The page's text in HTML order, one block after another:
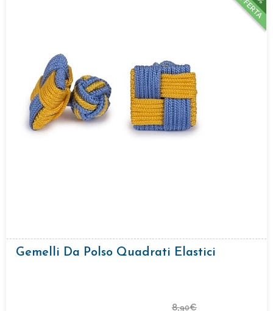
Gemelli Da Polso Quadrati Elastici
8,90€